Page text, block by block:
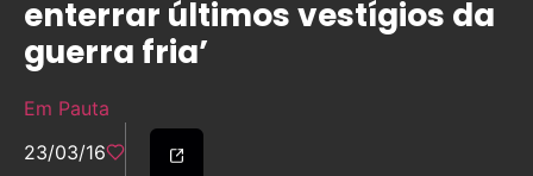
enterrar últimos vestígios da
guerra fria’
Em Pauta
23/03/16